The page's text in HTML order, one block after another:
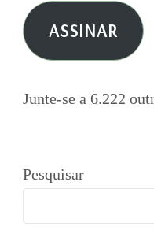
e-
mail ASSINAR
Junte-se a 6.222
Pesquisar